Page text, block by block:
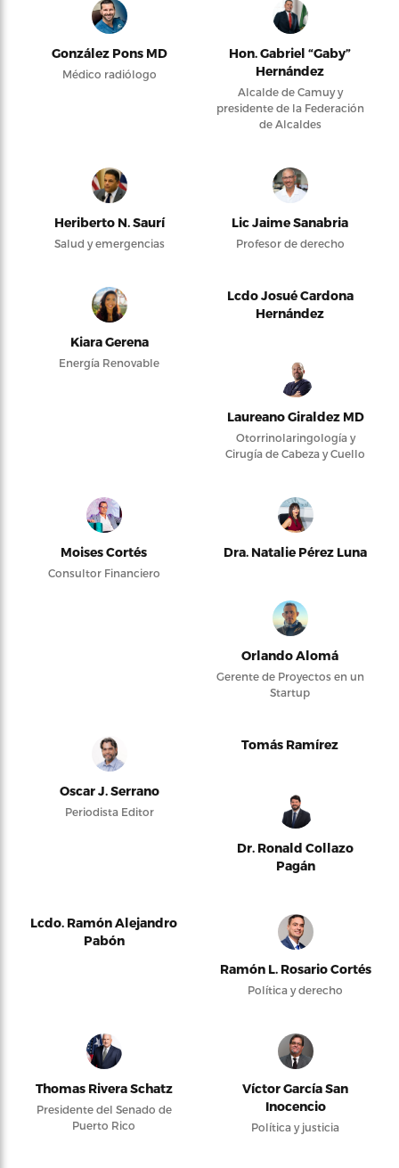
González Pons MD
Médico radiólogo
Hon. Gabriel “Gaby”
Hernández
Alcalde de Camuy y
presidente de la Federación
de Alcaldes
Heriberto N. Saurí
Salud y emergencias
Lic Jaime Sanabria
Profesor de derecho
Kiara Gerena
Energía Renovable
Lcdo Josué Cardona
Hernández
Laureano Giraldez MD
Otorrinolaringología y
Cirugía de Cabeza y Cuello
Moises Cortés
Consultor Financiero
Dra. Natalie Pérez Luna
Orlando Alomá
Gerente de Proyectos en un
Startup
Oscar J. Serrano
Periodista Editor
Tomás Ramírez
Dr. Ronald Collazo
Pagán
Lcdo. Ramón Alejandro
Pabón
Ramón L. Rosario Cortés
Política y derecho
Thomas Rivera Schatz
Presidente del Senado de
Puerto Rico
Víctor García San
Inocencio
Política y justicia